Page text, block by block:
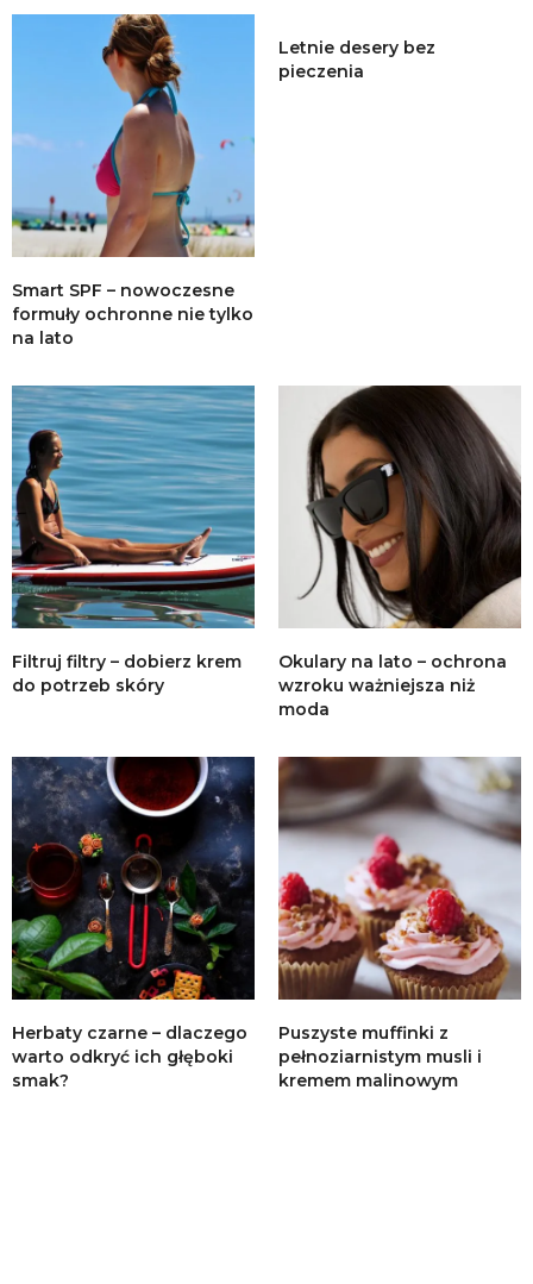
Smart SPF – nowoczesne
formuły ochronne nie tylko
na lato
Letnie desery bez
pieczenia
Filtruj filtry – dobierz krem
do potrzeb skóry
Okulary na lato – ochrona
wzroku ważniejsza niż
moda
Herbaty czarne – dlaczego
warto odkryć ich głęboki
smak?
Puszyste muffinki z
pełnoziarnistym musli i
kremem malinowym